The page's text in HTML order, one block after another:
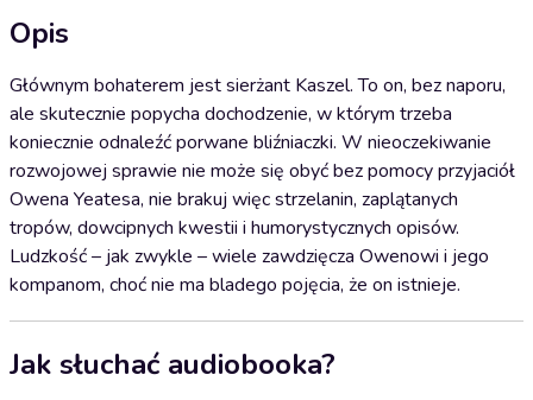
Opis
Głównym bohaterem jest sierżant Kaszel. To on, bez naporu,
ale skutecznie popycha dochodzenie, w którym trzeba
koniecznie odnaleźć porwane bliźniaczki. W nieoczekiwanie
rozwojowej sprawie nie może się obyć bez pomocy przyjaciół
Owena Yeatesa, nie brakuj więc strzelanin, zaplątanych
tropów, dowcipnych kwestii i humorystycznych opisów.
Ludzkość – jak zwykle – wiele zawdzięcza Owenowi i jego
kompanom, choć nie ma bladego pojęcia, że on istnieje.
Jak słuchać audiobooka?